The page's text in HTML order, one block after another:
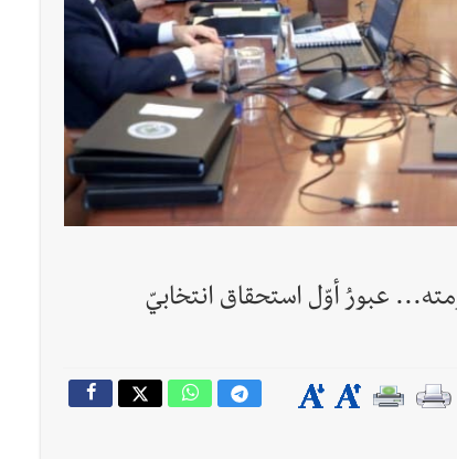
عبورُ أوّل استحقاق انتخابيّ